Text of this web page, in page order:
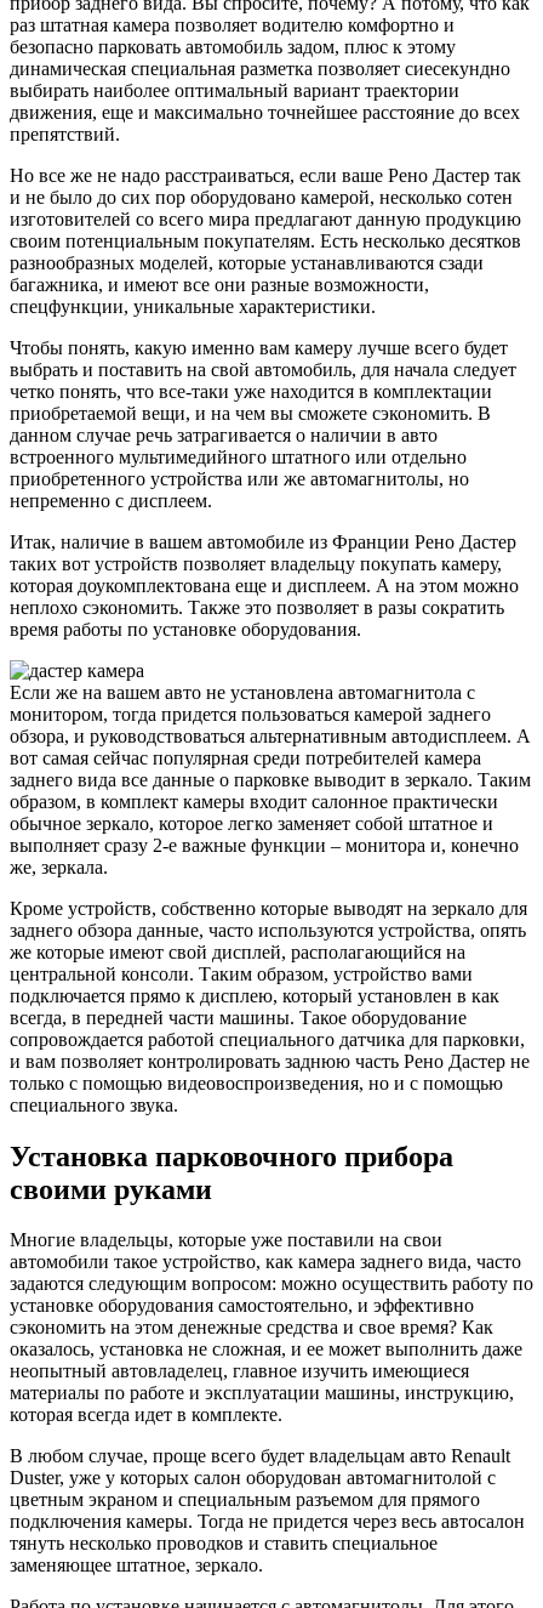
раз штатная камера позволяет водителю комфортно и
безопасно парковать автомобиль задом, плюс к этому
динамическая специальная разметка позволяет сиесекундно
выбирать наиболее оптимальный вариант траектории
движения, еще и максимально точнейшее расстояние до всех
препятствий.
Но все же не надо расстраиваться, если ваше Рено Дастер так
и не было до сих пор оборудовано камерой, несколько сотен
изготовителей со всего мира предлагают данную продукцию
своим потенциальным покупателям. Есть несколько десятков
разнообразных моделей, которые устанавливаются сзади
багажника, и имеют все они разные возможности,
спецфункции, уникальные характеристики.
Чтобы понять, какую именно вам камеру лучше всего будет
выбрать и поставить на свой автомобиль, для начала следует
четко понять, что все-таки уже находится в комплектации
приобретаемой вещи, и на чем вы сможете сэкономить. В
данном случае речь затрагивается о наличии в авто
встроенного мультимедийного штатного или отдельно
приобретенного устройства или же автомагнитолы, но
непременно с дисплеем.
Итак, наличие в вашем автомобиле из Франции Рено Дастер
таких вот устройств позволяет владельцу покупать камеру,
которая доукомплектована еще и дисплеем. А на этом можно
неплохо сэкономить. Также это позволяет в разы сократить
время работы по установке оборудования.
Если же на вашем авто не установлена автомагнитола с
монитором, тогда придется пользоваться камерой заднего
обзора, и руководствоваться альтернативным автодисплеем. А
вот самая сейчас популярная среди потребителей камера
заднего вида все данные о парковке выводит в зеркало. Таким
образом, в комплект камеры входит салонное практически
обычное зеркало, которое легко заменяет собой штатное и
выполняет сразу 2-е важные функции – монитора и, конечно
же, зеркала.
Кроме устройств, собственно которые выводят на зеркало для
заднего обзора данные, часто используются устройства, опять
же которые имеют свой дисплей, располагающийся на
центральной консоли. Таким образом, устройство вами
подключается прямо к дисплею, который установлен в как
всегда, в передней части машины. Такое оборудование
сопровождается работой специального датчика для парковки,
и вам позволяет контролировать заднюю часть Рено Дастер не
только с помощью видеовоспроизведения, но и с помощью
специального звука.
Установка парковочного прибора
своими руками
Многие владельцы, которые уже поставили на свои
автомобили такое устройство, как камера заднего вида, часто
задаются следующим вопросом: можно осуществить работу по
установке оборудования самостоятельно, и эффективно
сэкономить на этом денежные средства и свое время? Как
оказалось, установка не сложная, и ее может выполнить даже
неопытный автовладелец, главное изучить имеющиеся
материалы по работе и эксплуатации машины, инструкцию,
которая всегда идет в комплекте.
В любом случае, проще всего будет владельцам авто Renault
Duster, уже у которых салон оборудован автомагнитолой с
цветным экраном и специальным разъемом для прямого
подключения камеры. Тогда не придется через весь автосалон
тянуть несколько проводков и ставить специальное
заменяющее штатное, зеркало.